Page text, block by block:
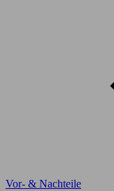
Vor- & Nachteile